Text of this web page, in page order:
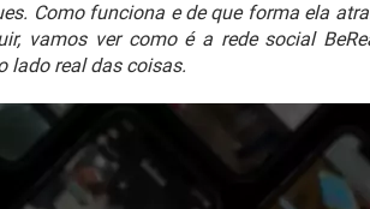
Como funciona e de que forma ela
vamos ver como é a rede social
lado real das coisas.